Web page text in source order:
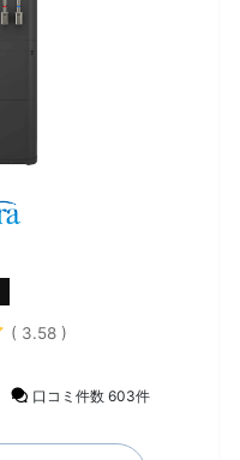
( 3.58 )
口コミ件数 603件